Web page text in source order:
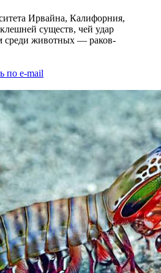
Ирвайна, Калифорния,
существ, чей удар
среди животных — раков-
по e-mail